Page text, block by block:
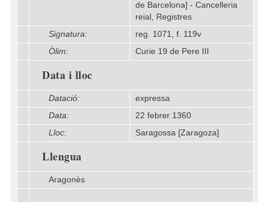
de Barcelona] - Cancelleria
reial, Registres
Signatura:
reg. 1071, f. 119v
Òlim:
Curie 19 de Pere III
Data i lloc
Datació:
expressa
Data:
22 febrer 1360
Lloc:
Saragossa [Zaragoza]
Llengua
Aragonès